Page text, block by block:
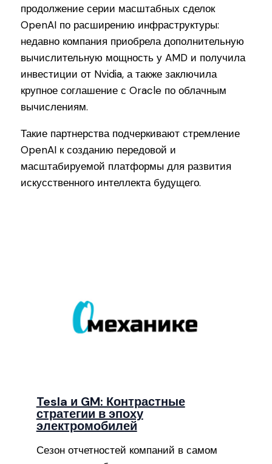
продолжение серии масштабных сделок
OpenAI по расширению инфраструктуры:
недавно компания приобрела дополнительную
вычислительную мощность у AMD и получила
инвестиции от Nvidia, а также заключила
крупное соглашение с Oracle по облачным
вычислениям.
Такие партнерства подчеркивают стремление
OpenAI к созданию передовой и
масштабируемой платформы для развития
искусственного интеллекта будущего.
Tesla и GM: Контрастные
стратегии в эпоху
электромобилей
Сезон отчетностей компаний в самом